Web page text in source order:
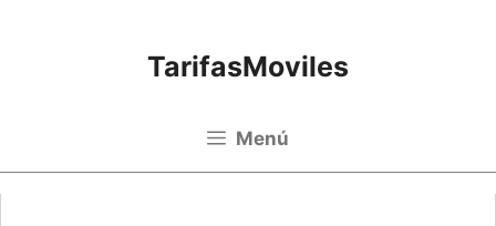
TarifasMoviles
Menú